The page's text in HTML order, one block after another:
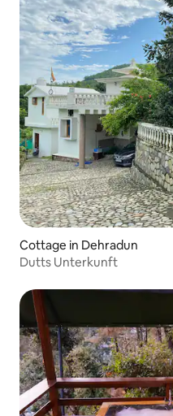
Cottage in Dehradun
Dutts Unterkunft